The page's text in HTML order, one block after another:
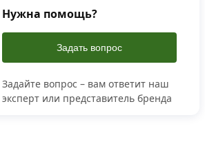
Нужна помощь?
Задать вопрос
Задайте вопрос – вам ответит наш
эксперт или представитель бренда